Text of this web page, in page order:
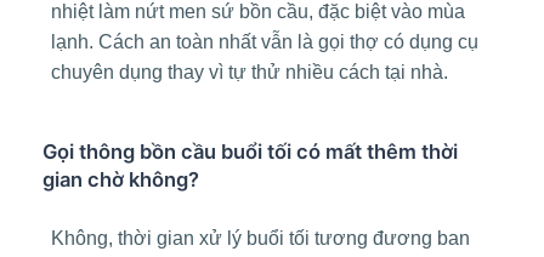
nhiệt làm nứt men sứ bồn cầu, đặc biệt vào mùa
lạnh. Cách an toàn nhất vẫn là gọi thợ có dụng cụ
chuyên dụng thay vì tự thử nhiều cách tại nhà.
Gọi thông bồn cầu buổi tối có mất thêm thời
gian chờ không?
Không, thời gian xử lý buổi tối tương đương ban